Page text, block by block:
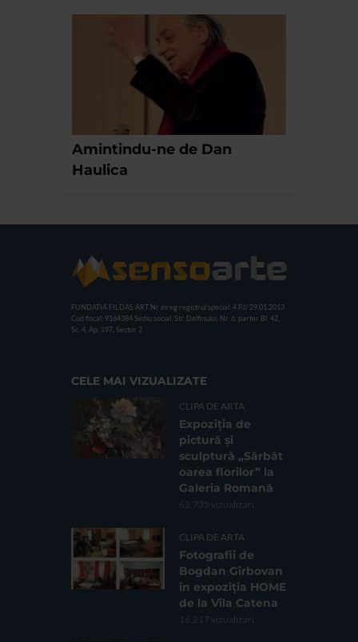
Amintindu-ne de Dan
Haulica
FUNDATIA FILDAS ART Nr inreg registrul special: 4 PJ/ 29.01.2013
Cod fiscal: 9164384 Sediu social: Str. Delfinului, Nr. 6, parter Bl. 42,
Sc. 4, Ap. 197, Sector 2
CELE MAI VIZUALIZATE
CLIPA DE ARTA
Expoziția de
pictură și
sculptură „Sărbăt
oarea florilor” la
Galeria Romană
62.735 vizualizari
CLIPA DE ARTA
Fotografii de
Bogdan Gîrbovan
în expoziția HOME
de la Vila Catena
16.217 vizualizari